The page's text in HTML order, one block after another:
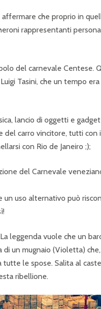
che proprio in
rappresentanti
del carnevale Centese.
Tasini, che un tempo
lancio di oggetti e
carro vincitore, tutti con
con Rio de Janeiro ;);
del Carnevale
un uso alternativo può
leggenda vuole che un
un mugnaio (Violetta)
le spose. Salita al
ribellione.